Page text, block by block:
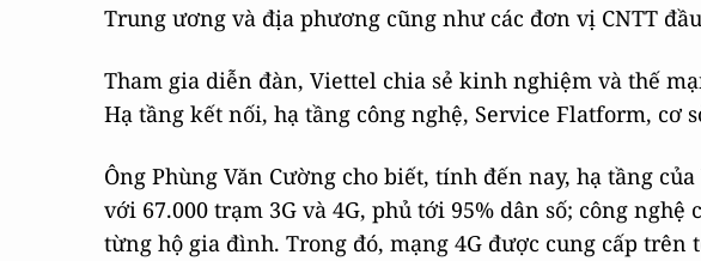
Trung ương và địa phương cũng như các đơn vị CNTT
Tham gia diễn đàn, Viettel chia sẻ kinh nghiệm và thế
Hạ tầng kết nối, hạ tầng công nghệ, Service Flatform, cơ
Ông Phùng Văn Cường cho biết, tính đến nay, hạ tầng
với 67.000 trạm 3G và 4G, phủ tới 95% dân số; công
từng hộ gia đình. Trong đó, mạng 4G được cung cấp